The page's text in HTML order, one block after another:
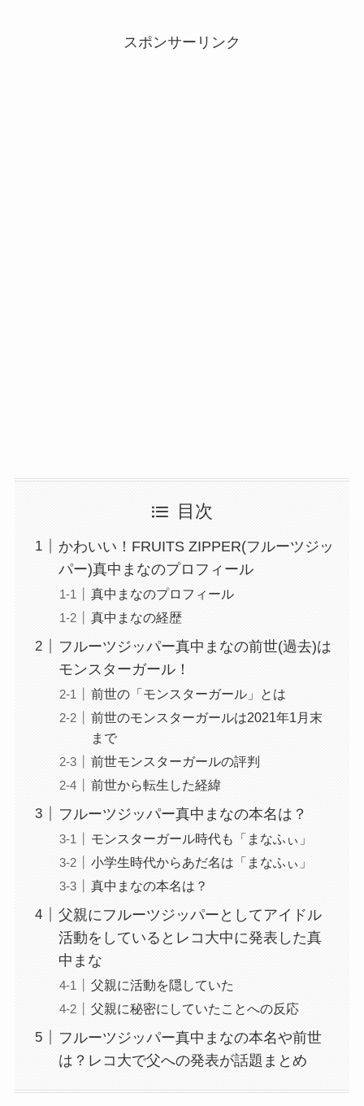
スポンサーリンク
目次
かわいい！FRUITS ZIPPER(フルーツジッ
パー)真中まなのプロフィール
真中まなのプロフィール
真中まなの経歴
フルーツジッパー真中まなの前世(過去)は
モンスターガール！
前世の「モンスターガール」とは
前世のモンスターガールは2021年1月末
まで
前世モンスターガールの評判
前世から転生した経緯
フルーツジッパー真中まなの本名は？
モンスターガール時代も「まなふぃ」
小学生時代からあだ名は「まなふぃ」
真中まなの本名は？
父親にフルーツジッパーとしてアイドル
活動をしているとレコ大中に発表した真
中まな
父親に活動を隠していた
父親に秘密にしていたことへの反応
フルーツジッパー真中まなの本名や前世
は？レコ大で父への発表が話題まとめ